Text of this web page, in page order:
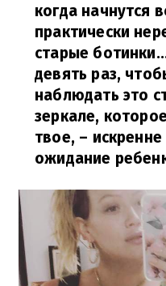
когда начнутся
практически
старые
девять раз,
наблюдать это
зеркале,
твое, –
ожидание